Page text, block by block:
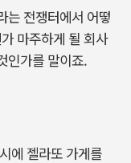
는 전쟁터에서 어떻
마주하게 될 회사
인가를 말이죠.
에 젤라또 가게를